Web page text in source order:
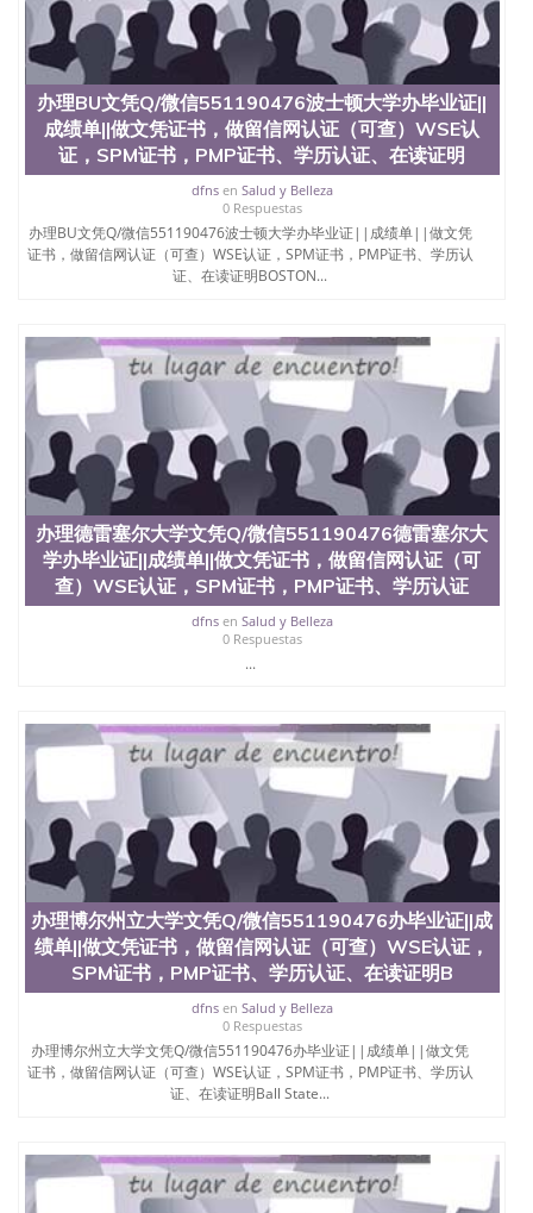
办理BU文凭Q/微信551190476波士顿大学办毕业证||
成绩单||做文凭证书，做留信网认证（可查）WSE认
证，SPM证书，PMP证书、学历认证、在读证明
dfnsen Salud y Belleza
0 Respuestas
办理BU文凭Q/微信551190476波士顿大学办毕业证||成绩单||做文凭
证书，做留信网认证（可查）WSE认证，SPM证书，PMP证书、学历认
证、在读证明BOSTON...
办理德雷塞尔大学文凭Q/微信551190476德雷塞尔大
学办毕业证||成绩单||做文凭证书，做留信网认证（可
查）WSE认证，SPM证书，PMP证书、学历认证
dfnsen Salud y Belleza
0 Respuestas
...
办理博尔州立大学文凭Q/微信551190476办毕业证||成
绩单||做文凭证书，做留信网认证（可查）WSE认证，
SPM证书，PMP证书、学历认证、在读证明B
dfnsen Salud y Belleza
0 Respuestas
办理博尔州立大学文凭Q/微信551190476办毕业证||成绩单||做文凭
证书，做留信网认证（可查）WSE认证，SPM证书，PMP证书、学历认
证、在读证明Ball State...